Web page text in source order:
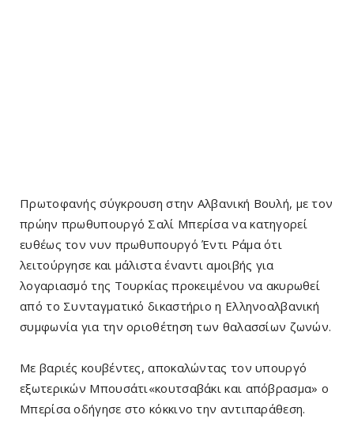
Πρωτοφανής σύγκρουση στην Αλβανική Βουλή, με τον
πρώην πρωθυπουργό Σαλί Μπερίσα να κατηγορεί
ευθέως τον νυν πρωθυπουργό Έντι Ράμα ότι
λειτούργησε και μάλιστα έναντι αμοιβής για
λογαριασμό της Τουρκίας προκειμένου να ακυρωθεί
από το Συνταγματικό δικαστήριο η Ελληνοαλβανική
συμφωνία για την οριοθέτηση των θαλασσίων ζωνών.
Με βαριές κουβέντες, αποκαλώντας τον υπουργό
εξωτερικών Μπουσάτι«κουτσαβάκι και απόβρασμα» ο
Μπερίσα οδήγησε στο κόκκινο την αντιπαράθεση.